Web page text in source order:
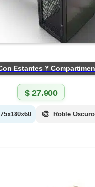
$27.900
75x180x60 🎨 Roble Oscuro